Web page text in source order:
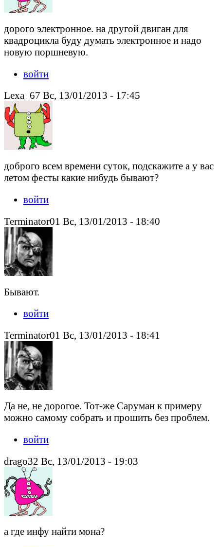
дорого электронное. на другой двиган для
квадроцикла буду думать электронное и надо
новую поршневую.
войти
Lexa_67 Вс, 13/01/2013 - 17:45
доброго всем времени суток, подскажите а у вас
летом фесты какие нибудь бывают?
войти
Terminator01 Вс, 13/01/2013 - 18:40
Бывают.
войти
Terminator01 Вс, 13/01/2013 - 18:41
Да не, не дорогое. Тот-же Саруман к примеру
можно самому собрать и прошить без проблем.
войти
drago32 Вс, 13/01/2013 - 19:03
а где инфу найти мона?